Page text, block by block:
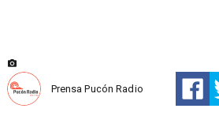
Prensa Pucón Radio